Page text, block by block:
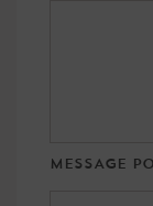
MESSAGE